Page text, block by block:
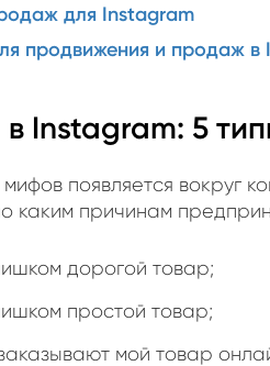
для Instagram
продвижения и продаж в
Instagram: 5
появляется вокруг
каким причинам
дорогой товар;
простой товар;
мой товар